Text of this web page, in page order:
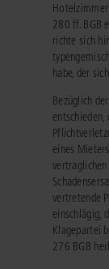
280 ff. BGB
richte sich
habe, der
Bezüglich
eines
vertretende
einschlägig,
Klagepartei
276 BGB